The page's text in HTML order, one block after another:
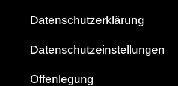
Datenschutzerklärung
Datenschutzeinstellungen
Offenlegung